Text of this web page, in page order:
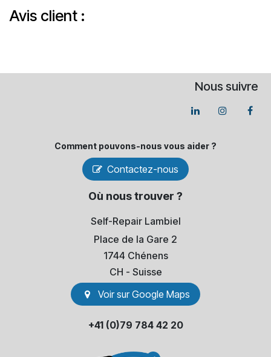
Avis client :
Nous suivre
Comment pouvons-​nous vous aider ?
Contactez-nous
Où nous trouver ?
Self-Repair Lambiel
Place de la Gare 2
1744 Chénens
​CH - Suisse
Voir sur Go​​ogle Maps
+41 (0)79 784 42 20